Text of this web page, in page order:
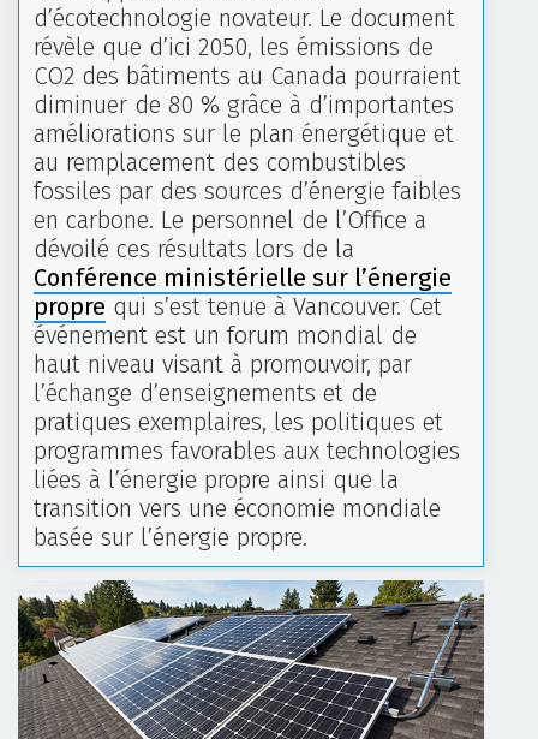
d’écotechnologie novateur. Le document
révèle que d’ici 2050, les émissions de
CO2 des bâtiments au Canada pourraient
diminuer de 80 % grâce à d’importantes
améliorations sur le plan énergétique et
au remplacement des combustibles
fossiles par des sources d’énergie faibles
en carbone. Le personnel de l’Office a
dévoilé ces résultats lors de la
Conférence ministérielle sur l’énergie
propre qui s’est tenue à Vancouver. Cet
événement est un forum mondial de
haut niveau visant à promouvoir, par
l’échange d’enseignements et de
pratiques exemplaires, les politiques et
programmes favorables aux technologies
liées à l’énergie propre ainsi que la
transition vers une économie mondiale
basée sur l’énergie propre.